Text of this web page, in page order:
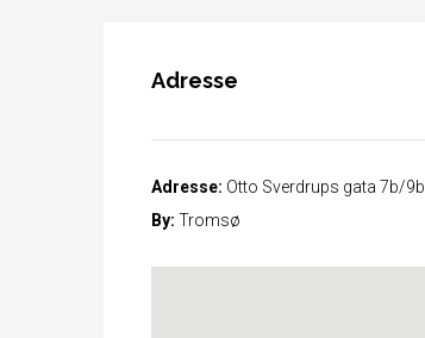
Adresse
Adresse: Otto Sverdrups gata 7b/9b
By: Tromsø